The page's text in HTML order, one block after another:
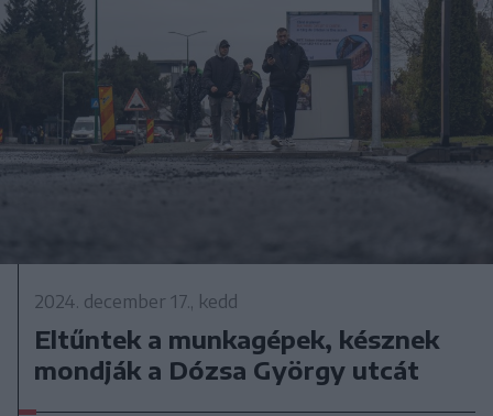
2024. december 17., kedd
Eltűntek a munkagépek, késznek
mondják a Dózsa György utcát